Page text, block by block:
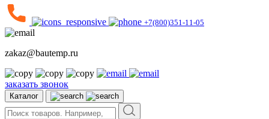
+7(800)351-11-05
zakaz@bautemp.ru
заказать звонок
Каталог